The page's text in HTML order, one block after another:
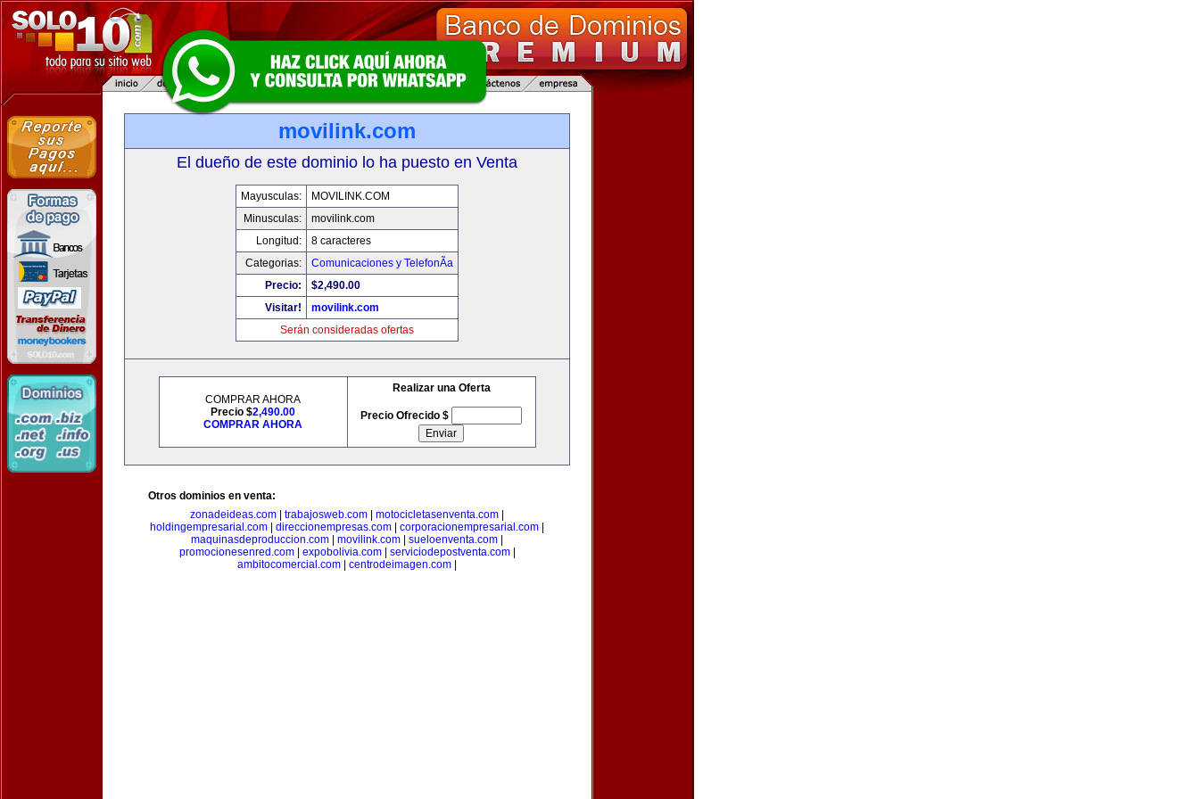
movilink.com
El dueño de este dominio lo ha puesto en Venta
Mayusculas:
MOVILINK.COM
Minusculas:
movilink.com
Longitud:
8 caracteres
Categorias:
Comunicaciones y TelefonÃ­a
Precio:
$2,490.00
Visitar!
movilink.com
Serán consideradas ofertas
COMPRAR AHORA
Precio $2,490.00
COMPRAR AHORA
Realizar una Oferta
Precio Ofrecido $
Otros dominios en venta:
zonadeideas.com
trabajosweb.com motocicletasenventa.com
holdingempresarial.com
direccionempresas.com corporacionempresarial.com
maquinasdeproduccion.com
movilink.com sueloenventa.com
promocionesenred.com| expobolivia.com| serviciodepostventa.com|
ambitocomercial.com
centrodeimagen.com